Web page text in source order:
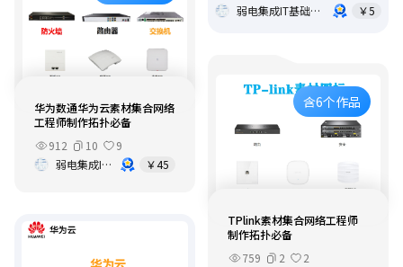
弱电集成IT基础架构运维
￥5
华为数通华为云素材集合网络
工程师制作拓扑必备
912
10
9
弱电集成IT基础架构运维
￥45
含6个作品
TPlink素材集合网络工程师
制作拓扑必备
759
2
2